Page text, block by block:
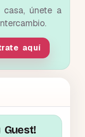
únete a
aquí
Guest!